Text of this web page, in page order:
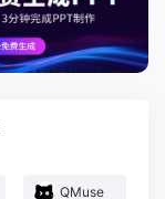
QMuse